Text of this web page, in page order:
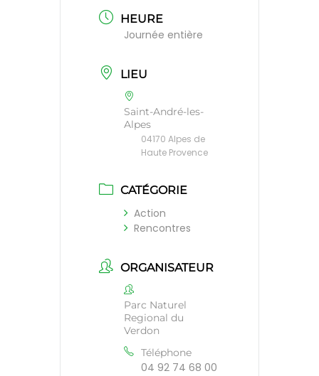
HEURE
Journée entière
LIEU
Saint-André-les-
Alpes
04170 Alpes de
Haute Provence
CATÉGORIE
Action
Rencontres
ORGANISATEUR
Parc Naturel
Regional du
Verdon
Téléphone
04 92 74 68 00